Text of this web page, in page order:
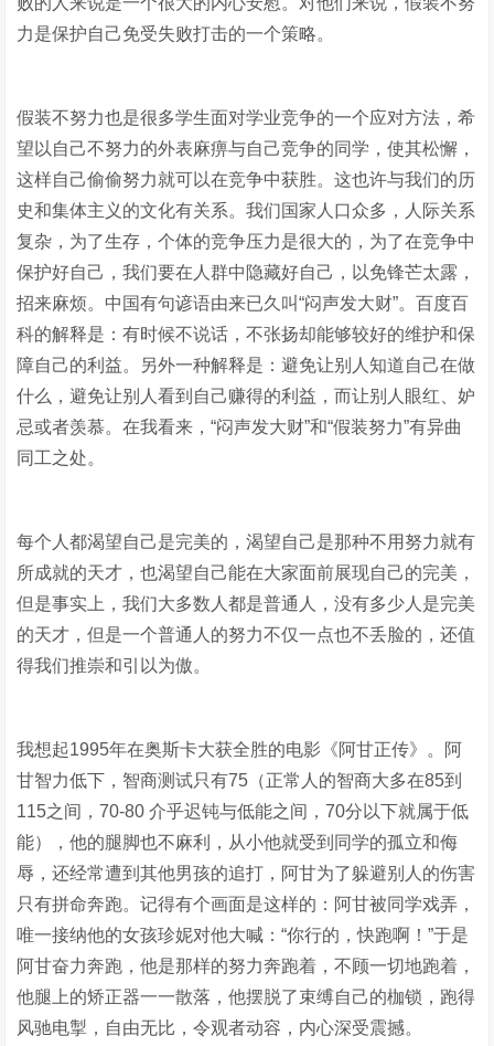
力是保护自己免受失败打击的一个策略。
假装不努力也是很多学生面对学业竞争的一个应对方法，希
望以自己不努力的外表麻痹与自己竞争的同学，使其松懈，
这样自己偷偷努力就可以在竞争中获胜。这也许与我们的历
史和集体主义的文化有关系。我们国家人口众多，人际关系
复杂，为了生存，个体的竞争压力是很大的，为了在竞争中
保护好自己，我们要在人群中隐藏好自己，以免锋芒太露，
招来麻烦。中国有句谚语由来已久叫“闷声发大财”。百度百
科的解释是：有时候不说话，不张扬却能够较好的维护和保
障自己的利益。另外一种解释是：避免让别人知道自己在做
什么，避免让别人看到自己赚得的利益，而让别人眼红、妒
忌或者羡慕。在我看来，“闷声发大财”和“假装努力”有异曲
同工之处。
每个人都渴望自己是完美的，渴望自己是那种不用努力就有
所成就的天才，也渴望自己能在大家面前展现自己的完美，
但是事实上，我们大多数人都是普通人，没有多少人是完美
的天才，但是一个普通人的努力不仅一点也不丢脸的，还值
得我们推崇和引以为傲。
我想起1995年在奥斯卡大获全胜的电影《阿甘正传》。阿
甘智力低下，智商测试只有75（正常人的智商大多在85到
115之间，70-80 介乎迟钝与低能之间，70分以下就属于低
能），他的腿脚也不麻利，从小他就受到同学的孤立和侮
辱，还经常遭到其他男孩的追打，阿甘为了躲避别人的伤害
只有拼命奔跑。记得有个画面是这样的：阿甘被同学戏弄，
唯一接纳他的女孩珍妮对他大喊：“你行的，快跑啊！”于是
阿甘奋力奔跑，他是那样的努力奔跑着，不顾一切地跑着，
他腿上的矫正器一一散落，他摆脱了束缚自己的枷锁，跑得
风驰电掣，自由无比，令观者动容，内心深受震撼。